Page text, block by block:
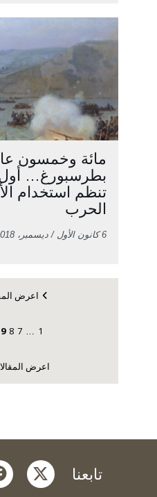
مائة وخمسون
بطرسبورغ… أول
تنظم استخدام
الحرب
6 كانون الأول / ديسمبر، 2018
اعرض
1
…
7
8
9
اعرض
تابعنا twitter